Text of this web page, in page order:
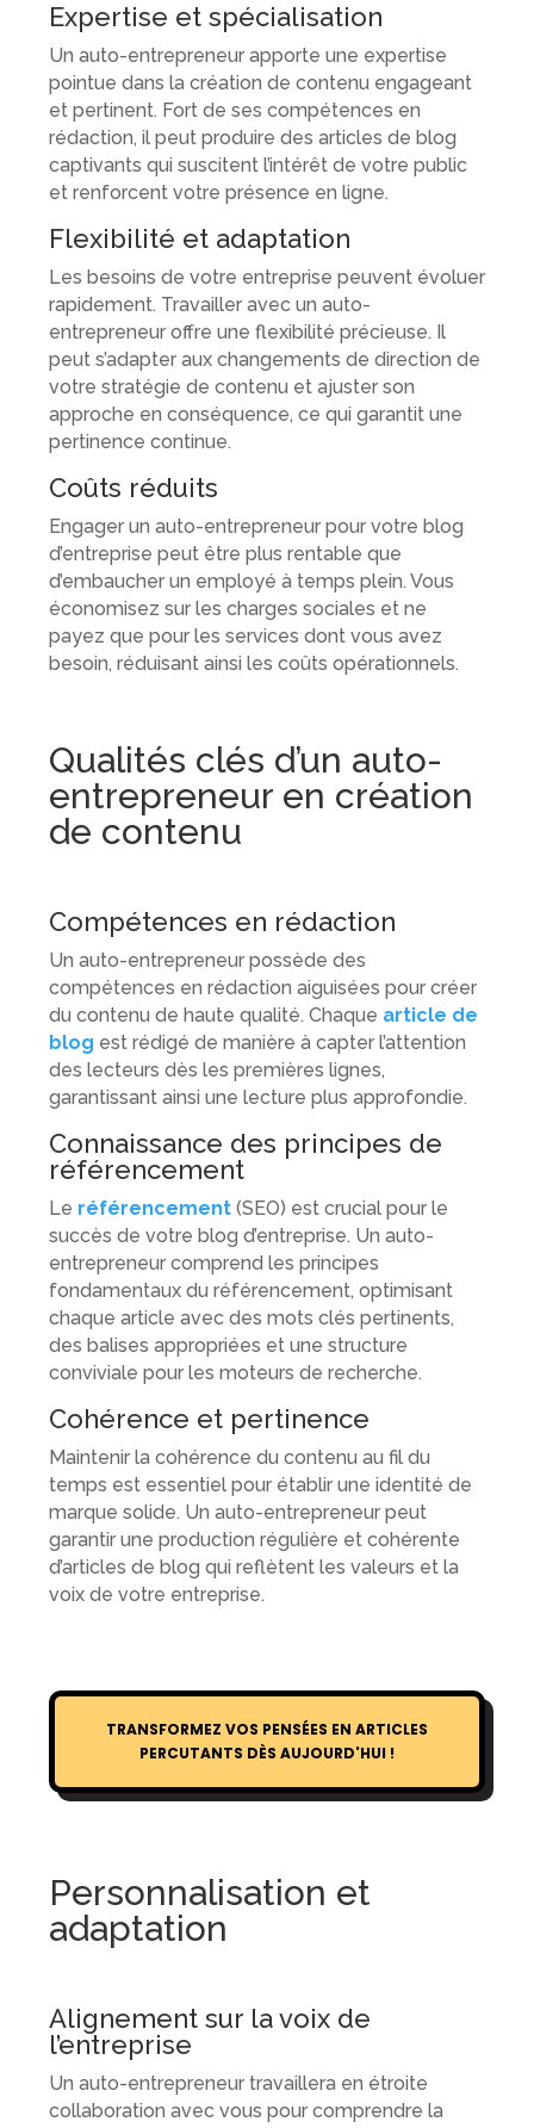
Expertise et spécialisation
Un auto-entrepreneur apporte une expertise
pointue dans la création de contenu engageant
et pertinent. Fort de ses compétences en
rédaction, il peut produire des articles de blog
captivants qui suscitent l’intérêt de votre public
et renforcent votre présence en ligne.
Flexibilité et adaptation
Les besoins de votre entreprise peuvent évoluer
rapidement. Travailler avec un auto-
entrepreneur offre une flexibilité précieuse. Il
peut s’adapter aux changements de direction de
votre stratégie de contenu et ajuster son
approche en conséquence, ce qui garantit une
pertinence continue.
Coûts réduits
Engager un auto-entrepreneur pour votre blog
d’entreprise peut être plus rentable que
d’embaucher un employé à temps plein. Vous
économisez sur les charges sociales et ne
payez que pour les services dont vous avez
besoin, réduisant ainsi les coûts opérationnels.
Qualités clés d’un auto-
entrepreneur en création
de contenu
Compétences en rédaction
Un auto-entrepreneur possède des
compétences en rédaction aiguisées pour créer
du contenu de haute qualité. Chaque article de
blog est rédigé de manière à capter l’attention
des lecteurs dès les premières lignes,
garantissant ainsi une lecture plus approfondie.
Connaissance des principes de
référencement
Le référencement(SEO) est crucial pour le
succès de votre blog d’entreprise. Un auto-
entrepreneur comprend les principes
fondamentaux du référencement, optimisant
chaque article avec des mots clés pertinents,
des balises appropriées et une structure
conviviale pour les moteurs de recherche.
Cohérence et pertinence
Maintenir la cohérence du contenu au fil du
temps est essentiel pour établir une identité de
marque solide. Un auto-entrepreneur peut
garantir une production régulière et cohérente
d’articles de blog qui reflètent les valeurs et la
voix de votre entreprise.
TRANSFORMEZ VOS PENSÉES EN ARTICLES
PERCUTANTS DÈS AUJOURD'HUI !
Personnalisation et
adaptation
Alignement sur la voix de
l’entreprise
Un auto-entrepreneur travaillera en étroite
collaboration avec vous pour comprendre la